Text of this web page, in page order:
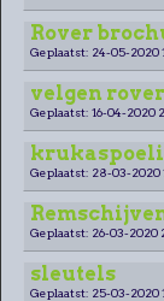
Rover
Geplaatst: 24-05-2020
velgen rover
Geplaatst: 16-04-2020
Geplaatst: 28-03-2020
Geplaatst: 26-03-2020
sleutels
Geplaatst: 25-03-2020